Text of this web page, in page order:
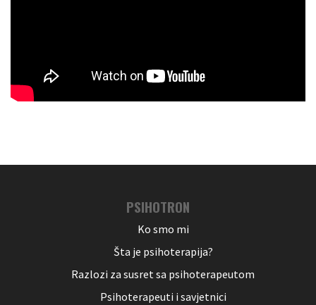
PSIHOTRON
Ko smo mi
Šta je psihoterapija?
Razlozi za susret sa psihoterapeutom
Psihoterapeuti i savjetnici